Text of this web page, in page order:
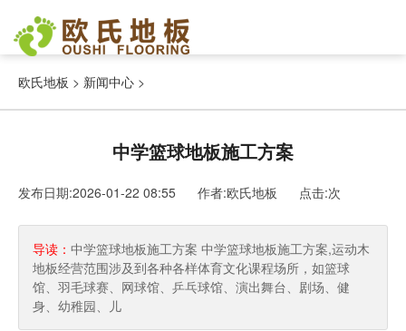
欧氏地板 > 新闻中心 >
中学篮球地板施工方案
发布日期:2026-01-22 08:55 作者:欧氏地板 点击:次
导读： 中学篮球地板施工方案 中学篮球地板施工方案,运动木
地板经营范围涉及到各种各样体育文化课程场所，如篮球
馆、羽毛球赛、网球馆、乒乓球馆、演出舞台、剧场、健
身、幼稚园、儿